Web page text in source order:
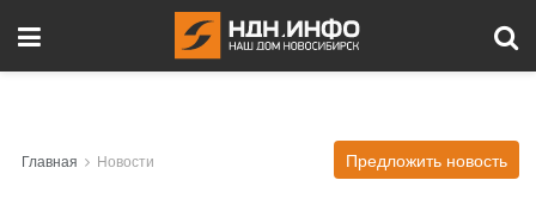
Главная Новости Предложить новость